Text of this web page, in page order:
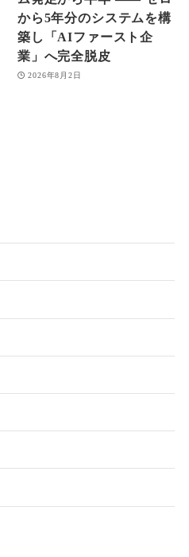
から5年分のシステムを構
築し「AIファースト企
業」へ完全脱皮
2026年8月2日